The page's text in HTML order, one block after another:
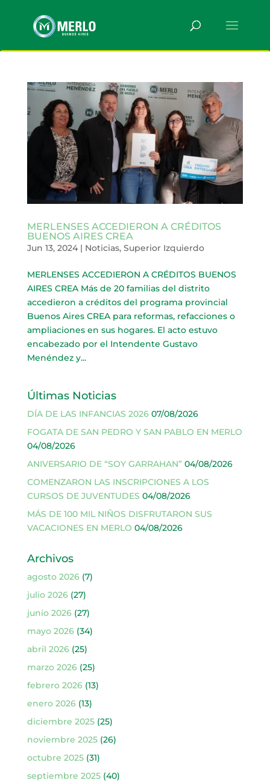
MERLENSES ACCEDIERON A CRÉDITOS
BUENOS AIRES CREA
Jun 13, 2024| Noticias, Superior Izquierdo
MERLENSES ACCEDIERON A CRÉDITOS BUENOS
AIRES CREA Más de 20 familias del distrito
accedieron a créditos del programa provincial
Buenos Aires CREA para reformas, refacciones o
ampliaciones en sus hogares. El acto estuvo
encabezado por el Intendente Gustavo
Menéndez y...
Últimas Noticias
DÍA DE LAS INFANCIAS 2026 07/08/2026
FOGATA DE SAN PEDRO Y SAN PABLO EN MERLO
04/08/2026
ANIVERSARIO DE “SOY GARRAHAN” 04/08/2026
COMENZARON LAS INSCRIPCIONES A LOS
CURSOS DE JUVENTUDES 04/08/2026
MÁS DE 100 MIL NIÑOS DISFRUTARON SUS
VACACIONES EN MERLO 04/08/2026
Archivos
agosto 2026(7)
julio 2026(27)
junio 2026(27)
mayo 2026(34)
abril 2026(25)
marzo 2026(25)
febrero 2026(13)
enero 2026(13)
diciembre 2025(25)
noviembre 2025(26)
octubre 2025(31)
septiembre 2025(40)